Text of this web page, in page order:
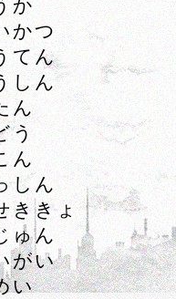
か
かつ
てん
しん
ん
う
ん
しん
ききょ
ゅん
がい
い